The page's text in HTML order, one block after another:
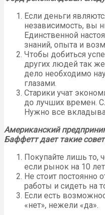
Если деньги
независимость, вы
Единственной
знаний, опыта и
Чтобы добиться
других людей так
дело необходимо
глазами.
Старики учат
до лучших времен.
Нужно все
Американский
Баффетт дает такие
Покупайте лишь то,
если рынок на 10 лет
Не стоит постоянно
работы и сидеть на
Если есть
«нет», нежели «да».